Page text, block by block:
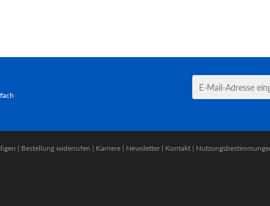
| Bestellung widerrufen | Karriere | Newsletter | Kontakt |